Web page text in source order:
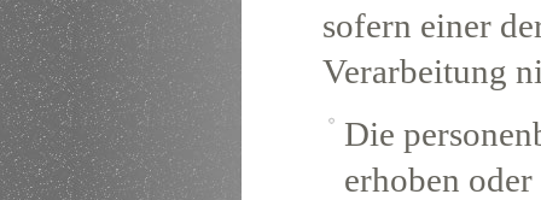
sofern einer
Verarbeitung
Die
erhoben